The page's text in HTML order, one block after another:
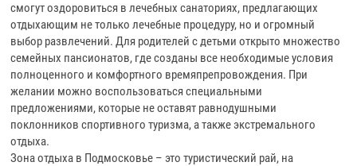
смогут оздоровиться в лечебных санаториях, предлагающих
отдыхающим не только лечебные процедуру, но и огромный
выбор развлечений. Для родителей с детьми открыто множество
семейных пансионатов, где созданы все необходимые условия
полноценного и комфортного времяпрепровождения. При
желании можно воспользоваться специальными
предложениями, которые не оставят равнодушными
поклонников спортивного туризма, а также экстремального
отдыха.
Зона отдыха в Подмосковье – это туристический рай, на